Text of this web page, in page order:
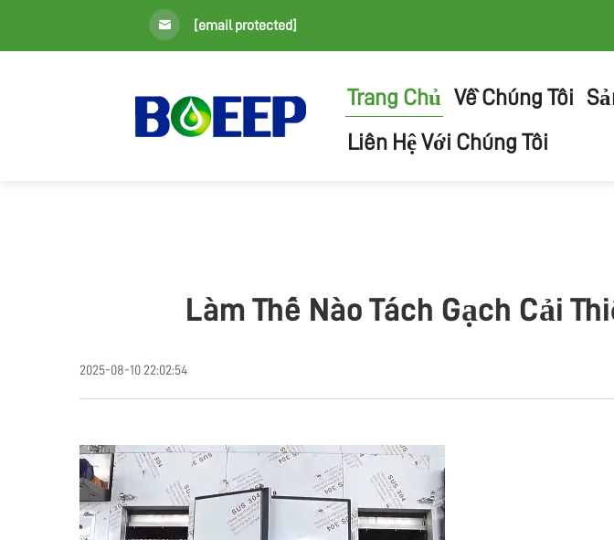
[email protected]
Trang Chủ Về Chúng Tôi
Liên Hệ Với Chúng Tôi
Làm Thế Nào Tách Gạch Cải
2025-08-10 22:02:54